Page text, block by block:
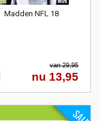
Madden NFL 18
van 29,95
nu 13,95